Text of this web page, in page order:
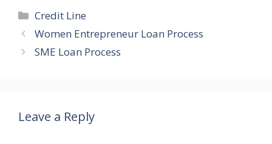
Categories
Credit Line
Women Entrepreneur Loan Process
SME Loan Process
Leave a Reply